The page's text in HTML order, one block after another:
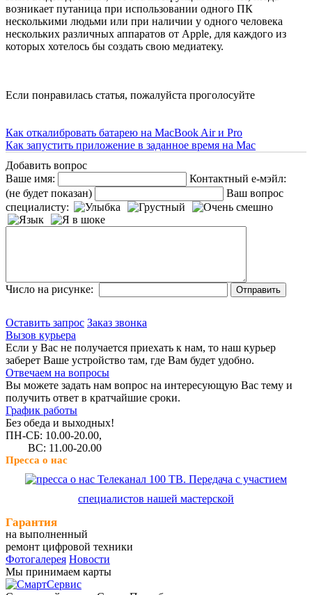
возникает путаница при использовании одного ПК
несколькими людьми или при наличии у одного человека
нескольких различных аппаратов от Apple, для каждого из
которых хотелось бы создать свою медиатеку.
Если понравилась статья, пожалуйста проголосуйте
Как откалибровать батарею на MacBook Air и Pro
Как запустить приложение в заданное время на Мас
Добавить вопрос
Ваше имя:
Контактный е-мэйл:
(не будет показан)
Ваш вопрос
специалисту:
Число на рисунке:
Оставить запрос Заказ звонка
Вызов курьера
Если у Вас не получается приехать к нам, то наш курьер
заберет Ваше устройство там, где Вам будет удобно.
Отвечаем на вопросы
Вы можете задать нам вопрос на интересующую Вас тему и
получить ответ в кратчайшие сроки.
График работы
Без обеда и выходных!
ПН-СБ: 10.00-20.00,
ВС: 11.00-20.00
Пресса о нас
Телеканал 100 ТВ. Передача с участием
специалистов нашей мастерской
Гарантия
на выполненный
ремонт цифровой техники
Фотогалерея Новости
Мы принимаем карты